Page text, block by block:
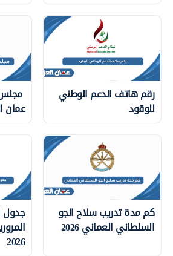
رقم هاتف الدعم الوطني
للوقود عمان
كم مدة تدريب سلاح الجو
السلطاني العماني 2026
جدول
2026